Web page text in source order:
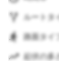
ルートタ
路面タイプ
起伏の多